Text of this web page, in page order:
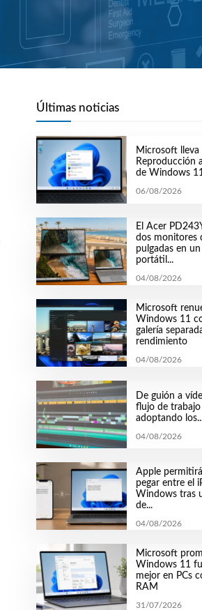
Últimas noticias
Microsoft lleva
Reproducción
de Windows
06/08/2026
El Acer
dos monitores
pulgadas en
portátil...
04/08/2026
Microsoft
Windows 11
galería
rendimiento
04/08/2026
De guión a
flujo de trabajo
adoptando
04/08/2026
Apple
pegar entre el
Windows tras
de...
04/08/2026
Microsoft
Windows 11
mejor en PCs
RAM
31/07/2026